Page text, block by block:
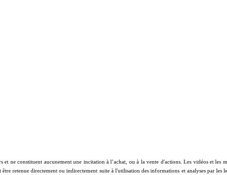
ne constituent aucunement une incitation à l’achat, ou à la vente d'actions. Les vidéos et les
retenue directement ou indirectement suite à l'utilisation des informations et analyses par les